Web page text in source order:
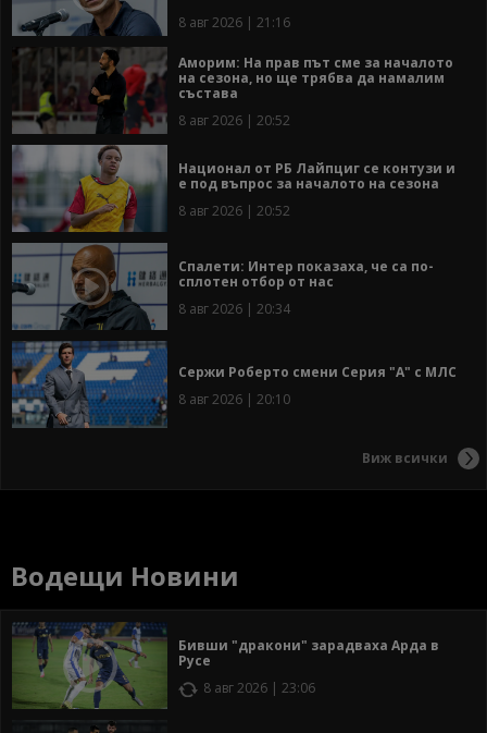
8 авг 2026 | 21:16
Аморим: На прав път сме за началото
на сезона, но ще трябва да намалим
състава
8 авг 2026 | 20:52
Национал от РБ Лайпциг се контузи и
е под въпрос за началото на сезона
8 авг 2026 | 20:52
Спалети: Интер показаха, че са по-
сплотен отбор от нас
8 авг 2026 | 20:34
Сержи Роберто смени Серия "А" с МЛС
8 авг 2026 | 20:10
Виж всички
Водещи Новини
Бивши "дракони" зарадваха Арда в
Русе
8 авг 2026 | 23:06